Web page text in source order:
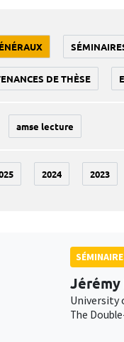
DE THÈSE
amse lecture
2024 2023
University
The